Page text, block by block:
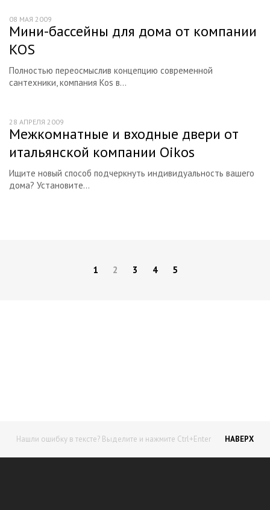
Мини-бассейны для дома от компании
KOS
Полностью переосмыслив концепцию современной
сантехники, компания Kos в...
08 МАЯ 2009
Межкомнатные и входные двери от
итальянской компании Oikos
Ищите новый способ подчеркнуть индивидуальность вашего
дома? Установите...
28 АПРЕЛЯ 2009
1 2 3 4 5
Нашли ошибку в тексте? Выделите и нажмите Ctrl+Enter НАВЕРХ